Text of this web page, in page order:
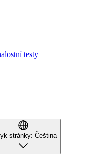
testy
stránky: Čeština